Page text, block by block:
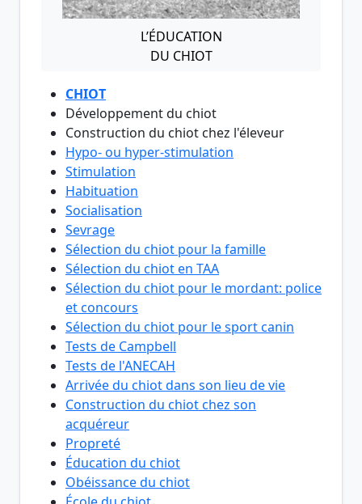
L’ÉDUCATION
DU CHIOT
CHIOT
Développement du chiot
Construction du chiot chez l'éleveur
Hypo- ou hyper-stimulation
Stimulation
Habituation
Socialisation
Sevrage
Sélection du chiot pour la famille
Sélection du chiot en TAA
Sélection du chiot pour le mordant: police
et concours
Sélection du chiot pour le sport canin
Tests de Campbell
Tests de l'ANECAH
Arrivée du chiot dans son lieu de vie
Construction du chiot chez son
acquéreur
Propreté
Éducation du chiot
Obéissance du chiot